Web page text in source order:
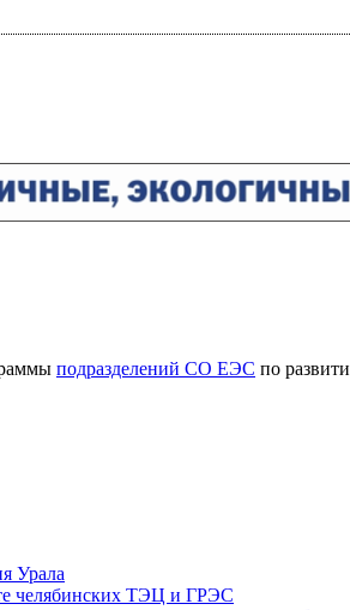
подразделений СО ЕЭС по
Урала
челябинских ТЭЦ и ГРЭС